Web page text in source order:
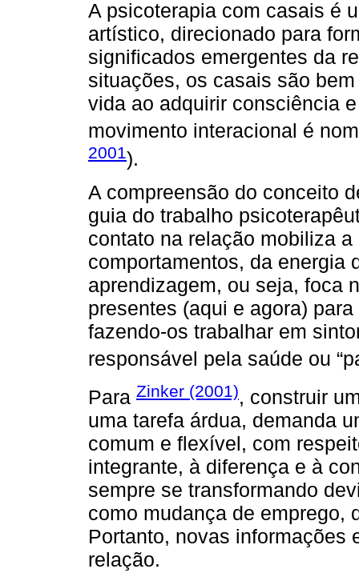
A psicoterapia com casais é
artístico, direcionado para
significados emergentes da
situações, os casais são
vida ao adquirir consciência
movimento interacional é
2001).
A compreensão do conceito
guia do trabalho
contato na relação mobiliza
comportamentos, da energia
aprendizagem, ou seja, foca
presentes (aqui e agora)
fazendo-os trabalhar em
responsável pela saúde ou
Para Zinker (2001), construir
uma tarefa árdua, demanda
comum e flexível, com
integrante, à diferença e à
sempre se transformando
como mudança de emprego,
Portanto, novas informações
relação.